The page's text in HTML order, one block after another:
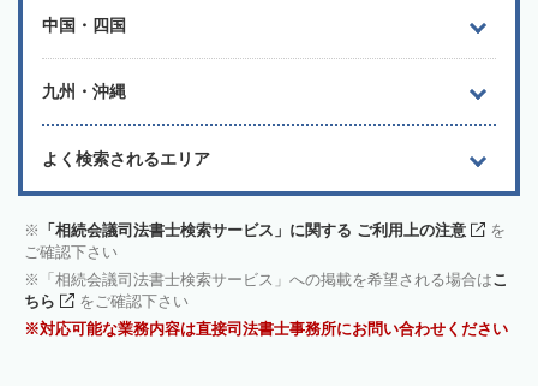
中国・四国
九州・沖縄
よく検索されるエリア
「相続会議司法書士検索サービス」に関する ご利用上の注意
を
ご確認下さい
「相続会議司法書士検索サービス」への掲載を希望される場合はこ
ちら
をご確認下さい
対応可能な業務内容は直接司法書士事務所にお問い合わせください